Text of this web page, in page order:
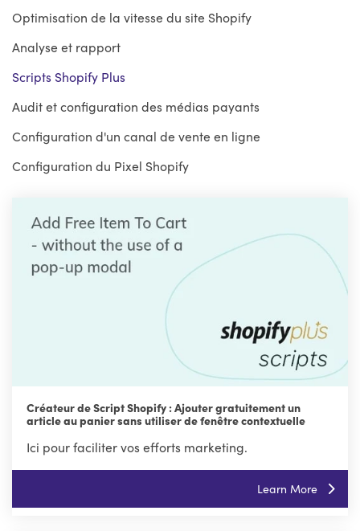
Optimisation de la vitesse du site Shopify
Analyse et rapport
Scripts Shopify Plus
Audit et configuration des médias payants
Configuration d'un canal de vente en ligne
Configuration du Pixel Shopify
Créateur de Script Shopify : Ajouter gratuitement un
article au panier sans utiliser de fenêtre contextuelle
Ici pour faciliter vos efforts marketing.
Learn More